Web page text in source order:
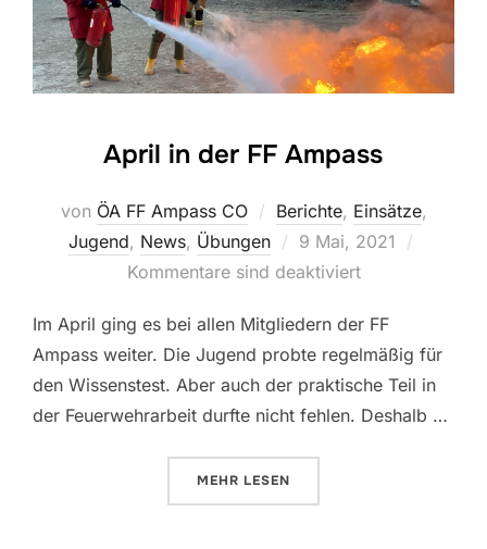
April in der FF Ampass
von ÖA FF Ampass CO Berichte, Einsätze,
Jugend, News, Übungen
Veröffentlicht
am
9 Mai, 2021
Kommentare sind deaktiviert
Im April ging es bei allen Mitgliedern der FF
Ampass weiter. Die Jugend probte regelmäßig für
den Wissenstest. Aber auch der praktische Teil in
der Feuerwehrarbeit durfte nicht fehlen. Deshalb …
MEHR ÜBER „APRIL IN DER FF
LESEN